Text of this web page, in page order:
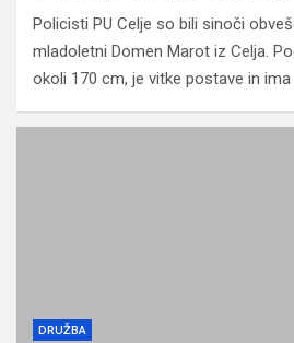
Policisti PU Celje so bili sinoči
mladoletni Domen Marot iz Celja.
okoli 170 cm, je vitke postave in
DRUŽBA